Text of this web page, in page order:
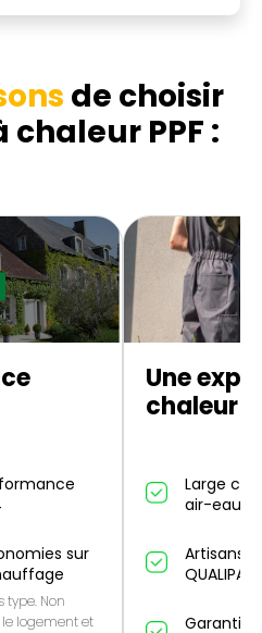
de choisir
PPF :
sur
type. Non
logement et
Une
chaleur
Large
air-eau
Artisans
QUALIPAC
Garantie